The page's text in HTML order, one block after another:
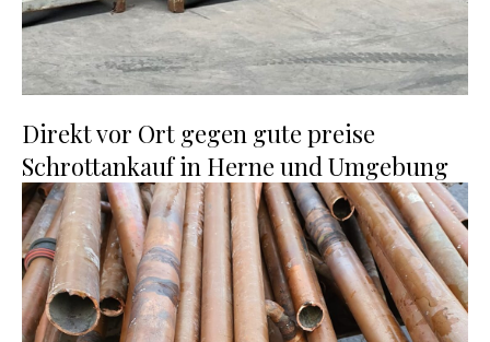
Direkt vor Ort gegen gute preise
Schrottankauf in Herne und Umgebung